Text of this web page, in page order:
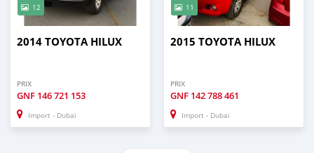
12
2014 TOYOTA HILUX
PRIX
GNF 146 721 153
Import - Dubai
11
2015 TOYOTA HILUX
PRIX
GNF 142 788 461
Import - Dubai